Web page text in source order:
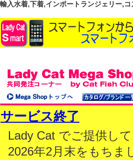
輸入水着,下着,インポートランジェリー,
サービス終了
Lady Cat でご提供し
2026年2月末をもちま